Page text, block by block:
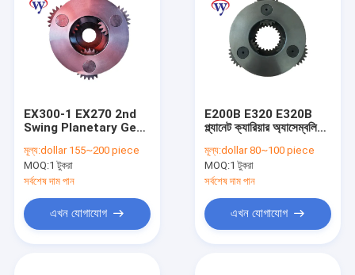
EX300-1 EX270 2nd
Swing Planetary Gear
Hitachi Excavator খুচরা
যন্ত্রাংশ
মূল্য:dollar 155~200 piece
MOQ:1 টুকরা
সর্বশেষ দাম পান
এখন যোগাযোগ
E200B E320 E320B
প্ল্যানেট ক্যারিয়ার অ্যাসেম্বলি
M2X120B-CHB-11A-
05 এর জন্য
মূল্য:dollar 80~100 piece
MOQ:1 টুকরা
সর্বশেষ দাম পান
এখন যোগাযোগ